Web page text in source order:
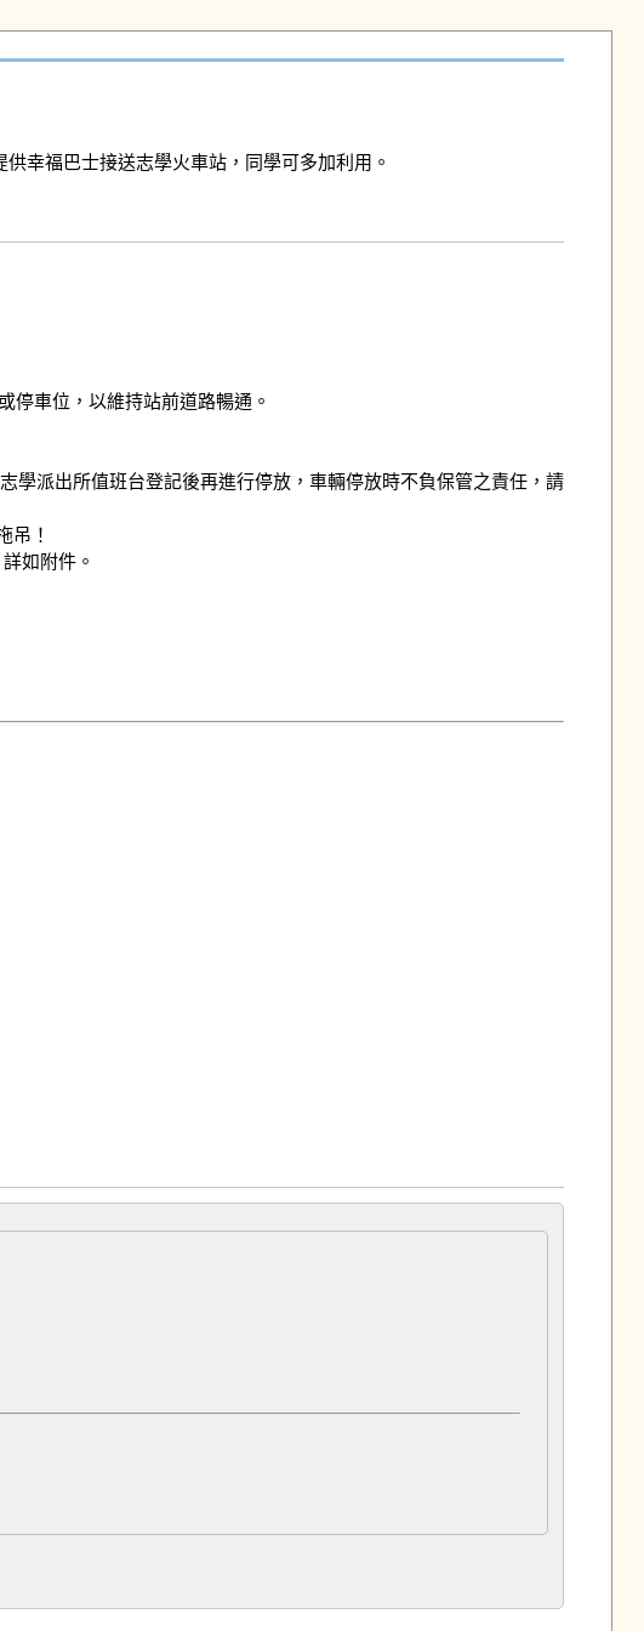
幸福巴士接送志學火車站，同學可多加利用。
停車位，以維持站前道路暢通。
學派出所值班台登記後再進行停放，車輛停放時不負保管之責任，請
吊！
如附件。